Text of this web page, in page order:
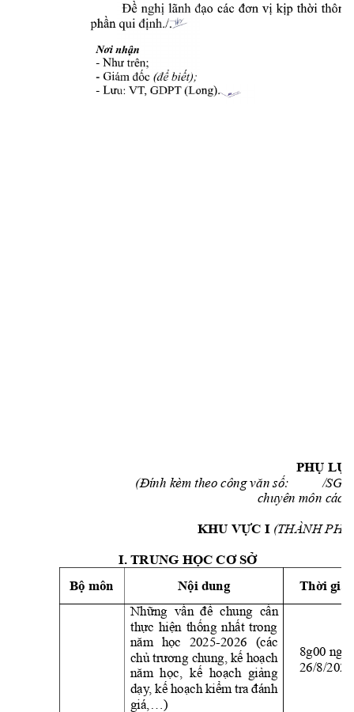
PHỤ
(Đính kèm theo công văn số:          /SGD
chuyên môn các
KHU VỰC I (THÀNH
I. TRUNG HỌC CƠ SỞ
Bộ môn
Nội dung Thời gian
Những vấn  đề chung cần
thực hiện thống nhất trong
năm học 2025-2026
(các
chủ trương chung, kế hoạch
năm  học, kế hoạch giảng
dạy, kế hoạch kiểm tra đánh
giá,…)
8g00
26/8/2025